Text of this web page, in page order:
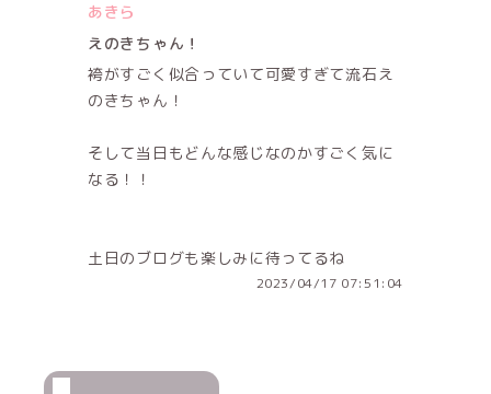
あきら
えのきちゃん！
袴がすごく似合っていて可愛すぎて流石え
のきちゃん！
そして当日もどんな感じなのかすごく気に
なる！！
土日のブログも楽しみに待ってるね
2023/04/17 07:51:04